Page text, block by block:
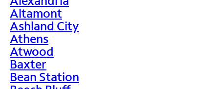
Altamont
Ashland City
Athens
Atwood
Baxter
Bean Station